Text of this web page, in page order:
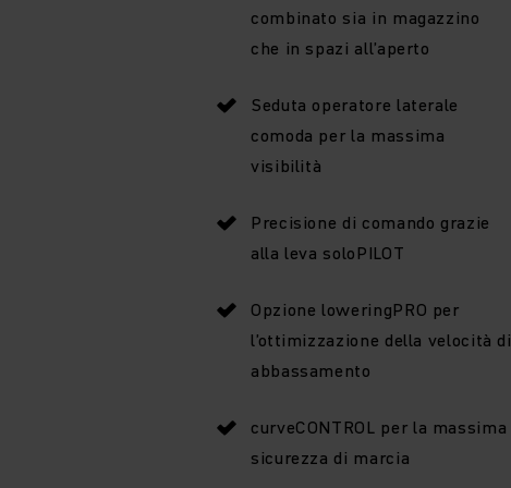
combinato sia in magazzino
che in spazi all’aperto
Seduta operatore laterale
comoda per la massima
visibilità
Precisione di comando grazie
alla leva soloPILOT
Opzione loweringPRO per
l’ottimizzazione della velocità di
abbassamento
curveCONTROL per la massima
sicurezza di marcia